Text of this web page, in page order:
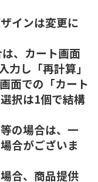
インは変更に
、カート画面
し「再計算」
面での「カート
択は1個で結構
の場合は、一
合がございま
合、商品提供